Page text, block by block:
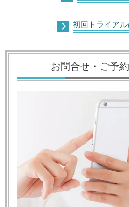
初回トライア
お問合せ・ご予